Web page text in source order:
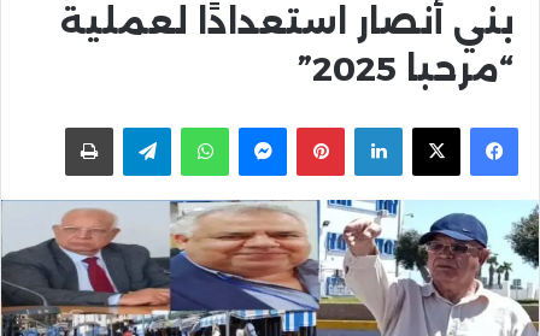
بني أنصار استعدادًا لعملية
“مرحبا 2025”
Facebook
X
LinkedIn
Pinterest
Messenger
WhatsApp
Telegramاطبعها